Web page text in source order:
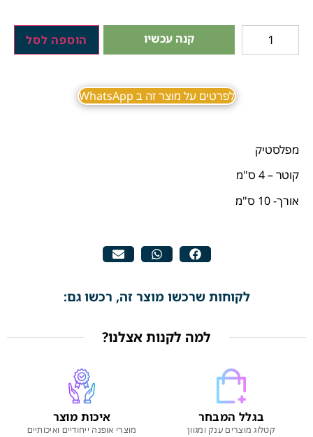
קנה עכשיו הוספה לסל
לפרטים על מוצר זה ב WhatsApp
מפלסטיק
קוטר – 4 ס"מ
אורך- 10 ס"מ
לקוחות שרכשו מוצר זה, רכשו גם:
למה לקנות אצלנו?
בגלל המבחר
קטלוג מוצרים ענק ומגוון
איכות מוצר
מוצרי אופנה ייחודיים ואיכותיים